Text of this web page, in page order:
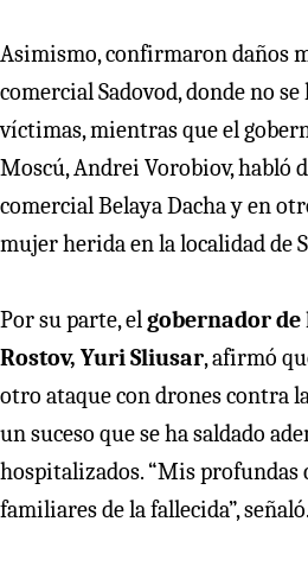
Asimismo, confirmaron daños
comercial Sadovod, donde no
víctimas, mientras que el
Moscú, Andrei Vorobiov, habló
comercial Belaya Dacha y en
mujer herida en la localidad de
Por su parte, elgobernador
Rostov, Yuri Sliusar, afirmó
otro ataque con drones contra
un suceso que se ha saldado
hospitalizados. “Mis profundas
familiares de la fallecida”, señaló.